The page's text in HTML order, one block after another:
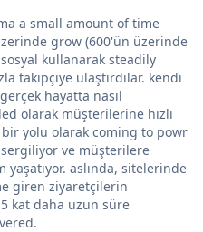
a small amount of time
grow (600'ün üzerinde
kullanarak steadily
takipçiye ulaştırdılar. kendi
hayatta nasıl
olarak müşterilerine hızlı
yolu olarak coming to powr
ve müşterilere
aslında, sitelerinde
giren ziyaretçilerin
kat daha uzun süre